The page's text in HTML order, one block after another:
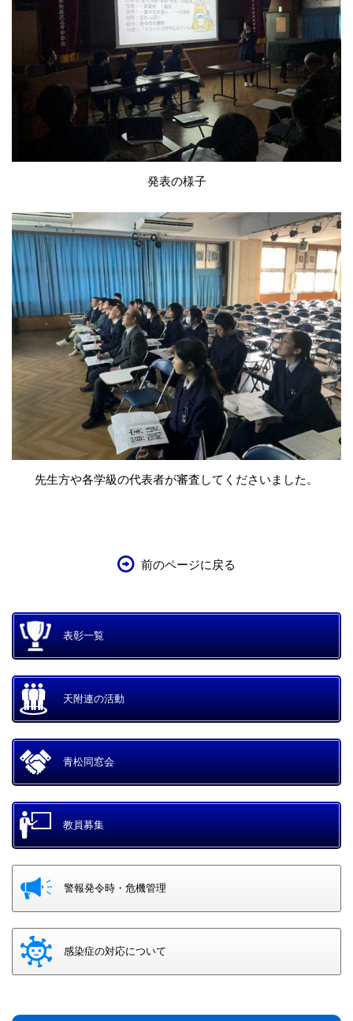
発表の様子
先生方や各学級の代表者が審査してくださいました。
前のページに戻る
表彰一覧
天附連の活動
青松同窓会
教員募集
警報発令時・危機管理
感染症の対応について